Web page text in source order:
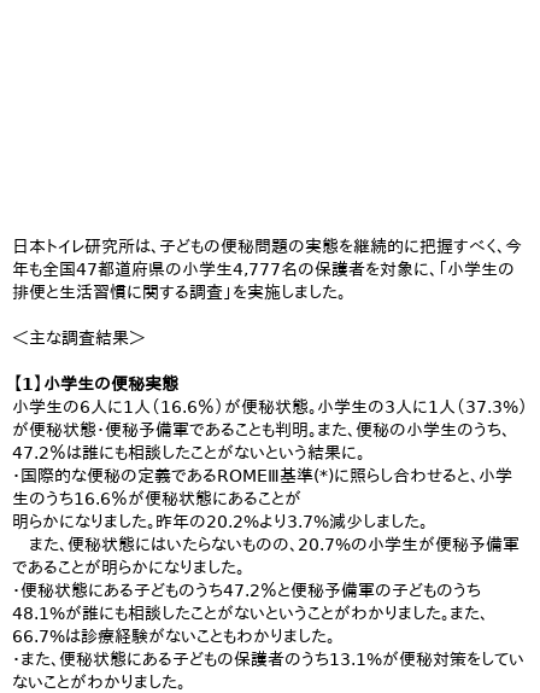
日本トイレ研究所は、子どもの便秘問題の実態を継続的に把握すべく、今
年も全国47都道府県の小学生4,777名の保護者を対象に、「小学生の
排便と生活習慣に関する調査」を実施しました。
＜主な調査結果＞
【1】小学生の便秘実態
小学生の6人に1人（16.6％）が便秘状態。小学生の3人に1人（37.3%）
が便秘状態・便秘予備軍であることも判明。また、便秘の小学生のうち、
47.2％は誰にも相談したことがないという結果に。
・国際的な便秘の定義であるROMEⅢ基準(*)に照らし合わせると、小学
生のうち16.6％が便秘状態にあることが
明らかになりました。昨年の20.2%より3.7%減少しました。
また、便秘状態にはいたらないものの、20.7%の小学生が便秘予備軍
であることが明らかになりました。
・便秘状態にある子どものうち47.2％と便秘予備軍の子どものうち
48.1%が誰にも相談したことがないということがわかりました。また、
66.7%は診療経験がないこともわかりました。
・また、便秘状態にある子どもの保護者のうち13.1%が便秘対策をしてい
ないことがわかりました。